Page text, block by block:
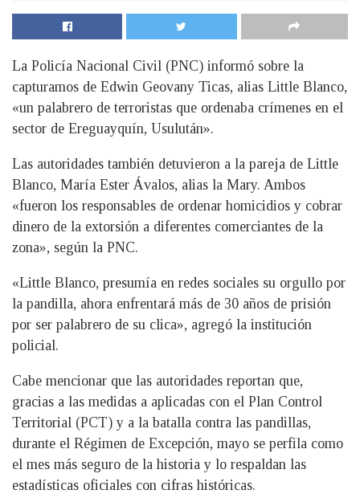
La Policía Nacional Civil (PNC) informó sobre la
capturamos de Edwin Geovany Ticas, alias Little Blanco,
«un palabrero de terroristas que ordenaba crímenes en el
sector de Ereguayquín, Usulután».
Las autoridades también detuvieron a la pareja de Little
Blanco, María Ester Ávalos, alias la Mary. Ambos
«fueron los responsables de ordenar homicidios y cobrar
dinero de la extorsión a diferentes comerciantes de la
zona», según la PNC.
«Little Blanco, presumía en redes sociales su orgullo por
la pandilla, ahora enfrentará más de 30 años de prisión
por ser palabrero de su clica», agregó la institución
policial.
Cabe mencionar que las autoridades reportan que,
gracias a las medidas a aplicadas con el Plan Control
Territorial (PCT) y a la batalla contra las pandillas,
durante el Régimen de Excepción, mayo se perfila como
el mes más seguro de la historia y lo respaldan las
estadísticas oficiales con cifras históricas.